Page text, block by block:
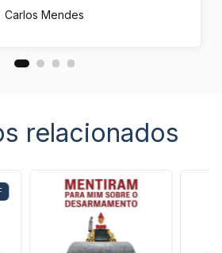
Carlos Mendes
relacionados